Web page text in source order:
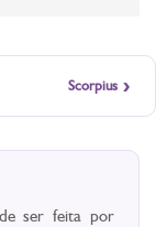
Scorpius ›
ser feita por